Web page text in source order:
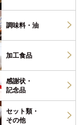
調味料・ 油
加工食品
感謝状・
記念品
セット類・
その他